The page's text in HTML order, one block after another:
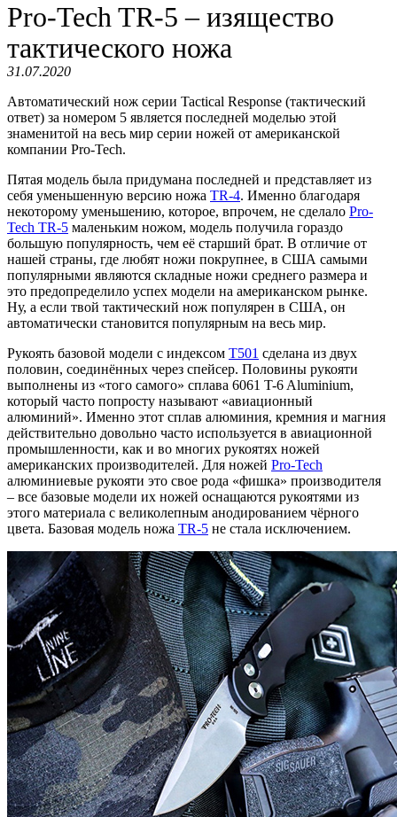
​Pro-Tech TR-5 – изящество
тактического ножа
31.07.2020
Автоматический нож серии Tactical Response (тактический
ответ) за номером 5 является последней моделью этой
знаменитой на весь мир серии ножей от американской
компании Pro-Tech.
Пятая модель была придумана последней и представляет из
себя уменьшенную версию ножа TR-4. Именно благодаря
некоторому уменьшению, которое, впрочем, не сделало Pro-
Tech TR-5 маленьким ножом, модель получила гораздо
большую популярность, чем её старший брат. В отличие от
нашей страны, где любят ножи покрупнее, в США самыми
популярными являются складные ножи среднего размера и
это предопределило успех модели на американском рынке.
Ну, а если твой тактический нож популярен в США, он
автоматически становится популярным на весь мир.
Рукоять базовой модели с индексом Т501 сделана из двух
половин, соединённых через спейсер. Половины рукояти
выполнены из «того самого» сплава 6061 T-6 Aluminium,
который часто попросту называют «авиационный
алюминий». Именно этот сплав алюминия, кремния и магния
действительно довольно часто используется в авиационной
промышленности, как и во многих рукоятях ножей
американских производителей. Для ножей Pro-Tech
алюминиевые рукояти это свое рода «фишка» производителя
– все базовые модели их ножей оснащаются рукоятями из
этого материала с великолепным анодированием чёрного
цвета. Базовая модель ножа TR-5 не стала исключением.